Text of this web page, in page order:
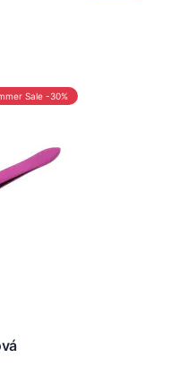
Sale -30%